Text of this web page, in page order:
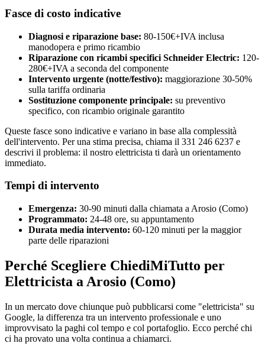
Fasce di costo indicative
Diagnosi e riparazione base: 80-150€+IVA inclusa
manodopera e primo ricambio
Riparazione con ricambi specifici Schneider Electric: 120-
280€+IVA a seconda del componente
Intervento urgente (notte/festivo): maggiorazione 30-50%
sulla tariffa ordinaria
Sostituzione componente principale: su preventivo
specifico, con ricambio originale garantito
Queste fasce sono indicative e variano in base alla complessità
dell'intervento. Per una stima precisa, chiama il 331 246 6237 e
descrivi il problema: il nostro elettricista ti darà un orientamento
immediato.
Tempi di intervento
Emergenza: 30-90 minuti dalla chiamata a Arosio (Como)
Programmato: 24-48 ore, su appuntamento
Durata media intervento: 60-120 minuti per la maggior
parte delle riparazioni
Perché Scegliere ChiediMiTutto per
Elettricista a Arosio (Como)
In un mercato dove chiunque può pubblicarsi come "elettricista" su
Google, la differenza tra un intervento professionale e uno
improvvisato la paghi col tempo e col portafoglio. Ecco perché chi
ci ha provato una volta continua a chiamarci.